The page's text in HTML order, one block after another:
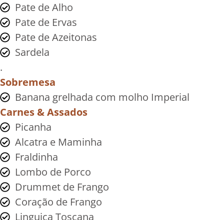
Pate de Alho
Pate de Ervas
Pate de Azeitonas
Sardela
.
Sobremesa
Banana grelhada com molho Imperial
Carnes & Assados
Picanha
Alcatra e Maminha
Fraldinha
Lombo de Porco
Drummet de Frango
Coração de Frango
Linguiça Toscana